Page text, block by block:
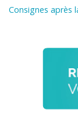
Consignes après